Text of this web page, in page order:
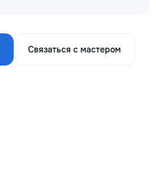
Связаться с мастером